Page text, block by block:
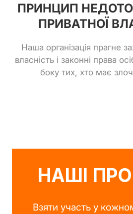
ПРИНЦИП
ПРИВАТНОЇ
Наша організація прагне
власність і законні права
боку тих, хто має
НАШІ
Взяти участь у